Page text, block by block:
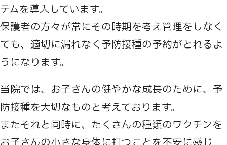
テムを導入しています。
保護者の方々が常にその時期を考え管理をしなく
ても、適切に漏れなく予防接種の予約がとれるよ
うになります。
当院では、お子さんの健やかな成長のために、予
防接種を大切なものと考えております。
またそれと同時に、たくさんの種類のワクチンを